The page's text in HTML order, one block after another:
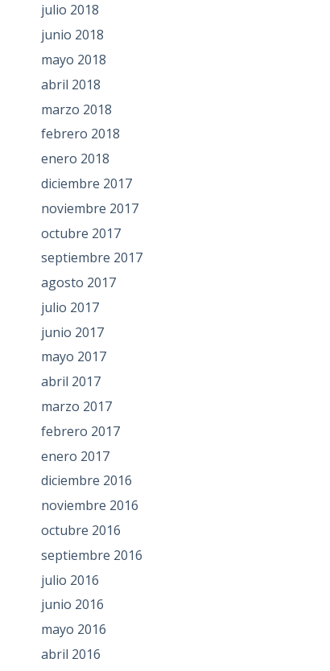
julio 2018
junio 2018
mayo 2018
abril 2018
marzo 2018
febrero 2018
enero 2018
diciembre 2017
noviembre 2017
octubre 2017
septiembre 2017
agosto 2017
julio 2017
junio 2017
mayo 2017
abril 2017
marzo 2017
febrero 2017
enero 2017
diciembre 2016
noviembre 2016
octubre 2016
septiembre 2016
julio 2016
junio 2016
mayo 2016
abril 2016